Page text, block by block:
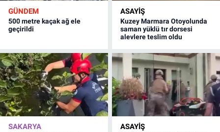
GÜNDEM
500 metre kaçak ağ ele
geçirildi
ASAYİŞ
Kuzey Marmara Otoyolunda
saman yüklü tır dorsesi
alevlere teslim oldu
SAKARYA ASAYİŞ